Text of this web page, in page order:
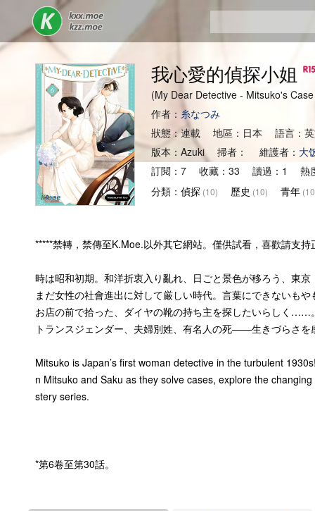
我心愛的偵探小姐
(My Dear Detective - Mitsuko's
作者： 糸なつみ
狀態：連載 地區：日本 語言：
版本：Azuki 掃者： 維護者： 大
訂閱：7 收藏：33 讀過：1 熱
分類： 偵探 (10) 歷史 (10) 青年
*****禁轉，禁傳至K.Moe.以外其它網站。僅供試看，喜歡請支持
時は昭和初期。和洋折衷入り亂れ、日ごと景色が移ろう、東
まだ女性の社會進出に対して厳しい時代。言葉にできないも
お店の前で拾った、ダイヤの靴の持ち主を探したいらしく……
トランスジェンダー、夫婦別姓、有名人の死――生きづらさ
Mitsuko is Japan’s first woman detective in the turbulent
n Mitsuko and Saku as they solve cases, explore the
stery series.
*第6卷至第30話。